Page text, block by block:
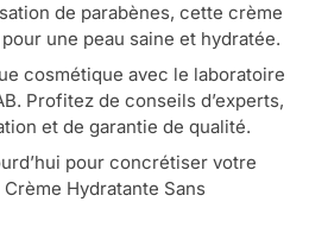
de parabènes, cette crème
une peau saine et hydratée.
cosmétique avec le laboratoire
Profitez de conseils d’experts,
et de garantie de qualité.
pour concrétiser votre
Hydratante Sans